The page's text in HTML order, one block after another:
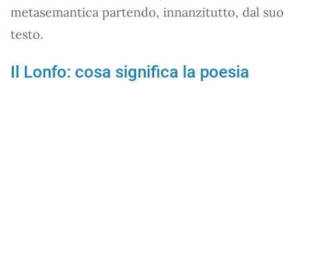
metasemantica partendo, innanzitutto, dal suo
testo.
Il Lonfo: cosa significa la poesia